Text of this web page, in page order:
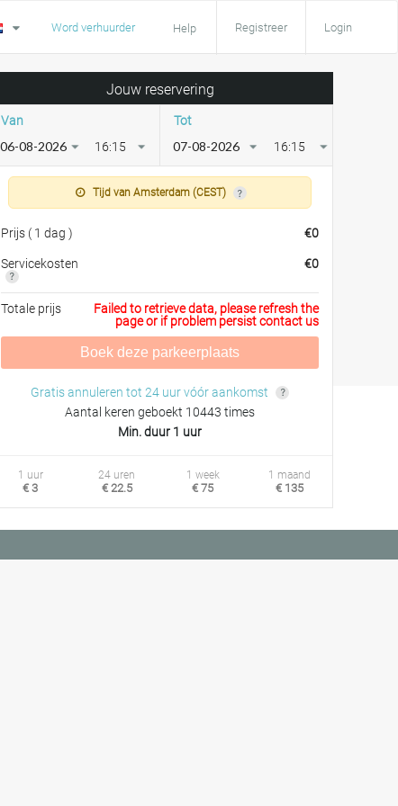
Word verhuurder Help Registreer Login
Jouw reservering
Van
16:15
Tot
16:15
Tijd van Amsterdam (CEST)
Prijs (1 dag ) €0
Servicekosten €0
Totale prijs
Failed to retrieve data, please refresh the
page or if problem persist contact us
Boek deze parkeerplaats
Gratis annuleren tot 24 uur vóór aankomst
Aantal keren geboekt 10443 times
Min. duur 1 uur
1 uur
€ 3
24 uren
€ 22.5
1 week
€ 75
1 maand
€ 135